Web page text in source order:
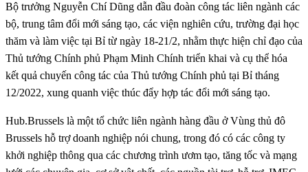
Bộ trưởng Nguyễn Chí Dũng dẫn đầu đoàn công tác liên ngành các
bộ, trung tâm đổi mới sáng tạo, các viện nghiên cứu, trường đại học
thăm và làm việc tại Bỉ từ ngày 18-21/2, nhằm thực hiện chỉ đạo của
Thủ tướng Chính phủ Phạm Minh Chính triển khai và cụ thể hóa
kết quả chuyến công tác của Thủ tướng Chính phủ tại Bỉ tháng
12/2022, xung quanh việc thúc đẩy hợp tác đổi mới sáng tạo.
Hub.Brussels là một tổ chức liên ngành hàng đầu ở Vùng thủ đô
Brussels hỗ trợ doanh nghiệp nói chung, trong đó có các công ty
khởi nghiệp thông qua các chương trình ươm tạo, tăng tốc và mạng